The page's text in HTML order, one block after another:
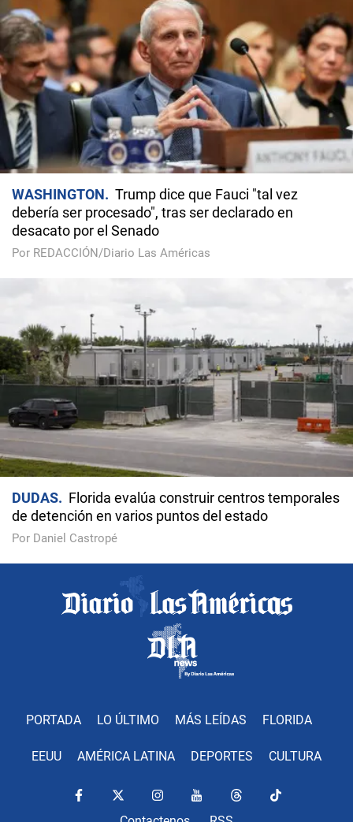
WASHINGTON
Trump dice que Fauci "tal vez
debería ser procesado", tras ser declarado en
desacato por el Senado
Por REDACCIÓN/Diario Las Américas
DUDAS
Florida evalúa construir centros temporales
de detención en varios puntos del estado
Por Daniel Castropé
PORTADA LO ÚLTIMO MÁS LEÍDAS FLORIDA
EEUU AMÉRICA LATINA DEPORTES CULTURA